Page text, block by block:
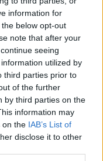
information for
below opt-out
note that after your
seeing
utilized by
third parties prior to
of the further
by third parties on the
information may
on the IAB’s List of
disclose it to other
nuestro futuro